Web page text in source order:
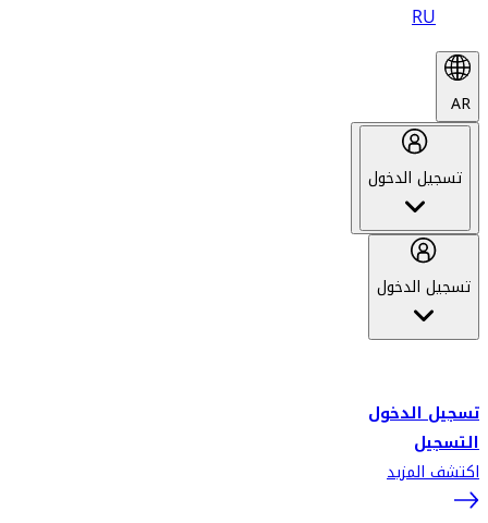
RU
AR
تسجيل الدخول
تسجيل الدخول
تسجيل الدخول
التسجيل
اكتشف المزيد